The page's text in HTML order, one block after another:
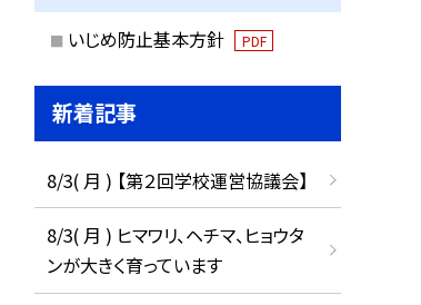
いじめ防止基本方針 PDF
新着記事
8/3( 月 ) 【第２回学校運営協議会】
8/3( 月 ) ヒマワリ、ヘチマ、ヒョウタ
ンが大きく育っています